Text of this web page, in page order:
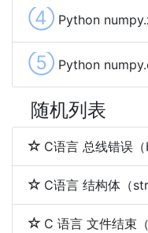
④ Python
⑤ Python
随机列表
C语言 总线错误（bus
C语言 结构体（
C 语言 文件结束（